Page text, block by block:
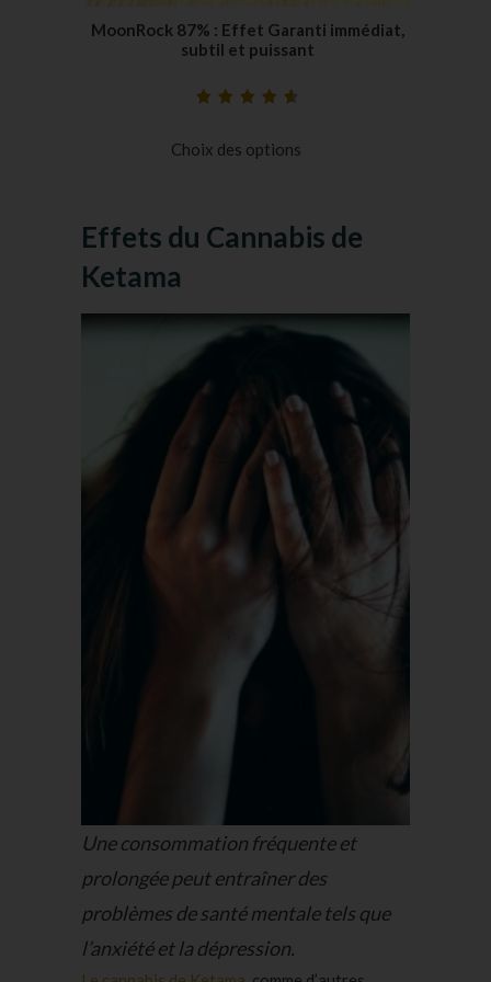
MoonRock 87% : Effet Garanti immédiat,
subtil et puissant
notations
Choix des options
Effets du Cannabis de
Ketama
Une consommation fréquente et
prolongée peut entraîner des
problèmes de santé mentale tels que
l’anxiété et la dépression.